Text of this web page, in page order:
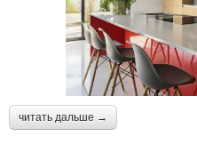
читать дальше →